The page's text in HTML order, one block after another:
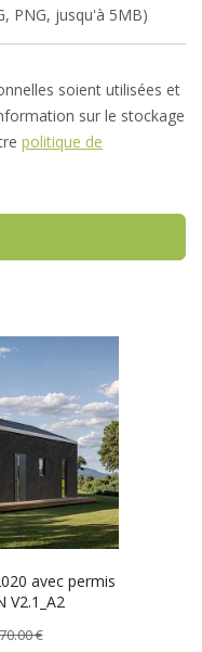
PNG, jusqu'à 5MB)
soient utilisées et
sur le stockage
politique de
avec permis
V2.1_A2
€